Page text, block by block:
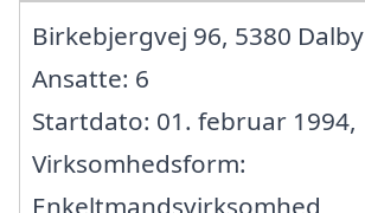
Birkebjergvej 96, 5380 Dalby
Ansatte: 6
Startdato: 01. februar 1994,
Virksomhedsform:
Enkeltmandsvirksomhed